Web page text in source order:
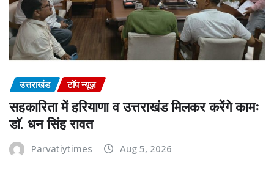
उत्तराखंड टॉप न्यूज़
सहकारिता में हरियाणा व उत्तराखंड मिलकर करेंगे कामः
डाॅ. धन सिंह रावत
Parvatiytimes Aug 5, 2026